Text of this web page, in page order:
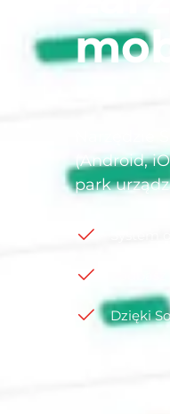
Narzędzie
(Android,
park
Dzięki